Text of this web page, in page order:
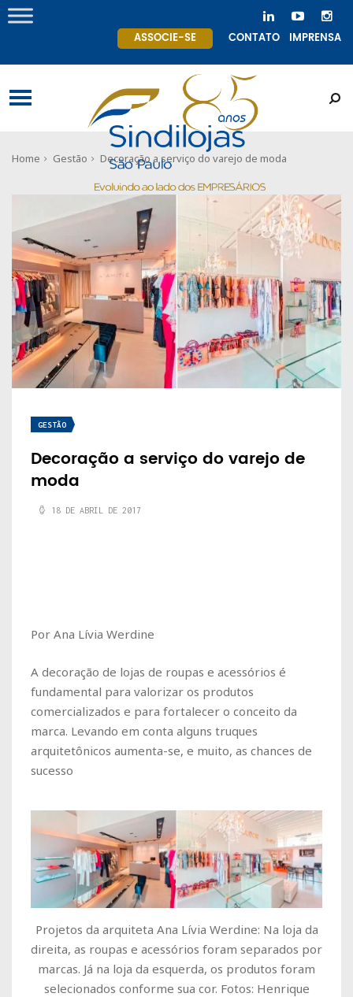
ASSOCIE-SE CONTATO IMPRENSA
Home Gestão Decoração a serviço do varejo de moda
GESTÃO
Decoração a serviço do varejo de
moda
18 DE ABRIL DE 2017
Por Ana Lívia Werdine
A decoração de lojas de roupas e acessórios é
fundamental para valorizar os produtos
comercializados e para fortalecer o conceito da
marca. Levando em conta alguns truques
arquitetônicos aumenta-se, e muito, as chances de
sucesso
Projetos da arquiteta Ana Lívia Werdine: Na loja da
direita, as roupas e acessórios foram separados por
marcas. Já na loja da esquerda, os produtos foram
selecionados conforme sua cor. Fotos: Henrique